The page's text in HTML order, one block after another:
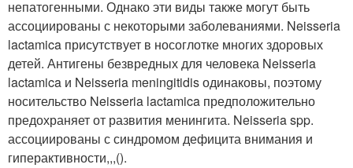
непатогенными. Однако эти виды также могут быть
ассоциированы с некоторыми заболеваниями. Neisseria
lactamica присутствует в носоглотке многих здоровых
детей. Антигены безвредных для человека Neisseria
lactamica и Neisseria meningitidis одинаковы, поэтому
носительство Neisseria lactamica предположительно
предохраняет от развития менингита. Neisseria spp.
ассоциированы с синдромом дефицита внимания и
гиперактивности,,,().